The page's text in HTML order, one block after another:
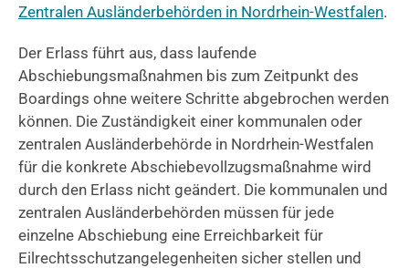
Zentralen Ausländerbehörden in Nordrhein-Westfalen.
Der Erlass führt aus, dass laufende
Abschiebungsmaßnahmen bis zum Zeitpunkt des
Boardings ohne weitere Schritte abgebrochen werden
können. Die Zuständigkeit einer kommunalen oder
zentralen Ausländerbehörde in Nordrhein-Westfalen
für die konkrete Abschiebevollzugsmaßnahme wird
durch den Erlass nicht geändert. Die kommunalen und
zentralen Ausländerbehörden müssen für jede
einzelne Abschiebung eine Erreichbarkeit für
Eilrechtsschutzangelegenheiten sicher stellen und